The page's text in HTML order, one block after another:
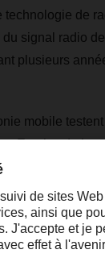
de
signal radio
plusieurs
mobile
En plus de la
chemins de fer
passent par
agit comme